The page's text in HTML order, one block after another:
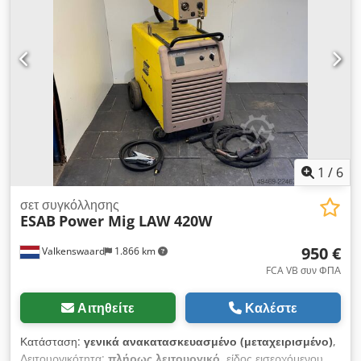
1 / 6
Valkenswaard 1.866 km
σετ συγκόλλησης
ESAB Power Mig LAW 420W
950 €
FCA VB συν ΦΠΑ
Αιτηθείτε Καλέστε
Κατάσταση: γενικά ανακατασκευασμένο (μεταχειρισμένο),